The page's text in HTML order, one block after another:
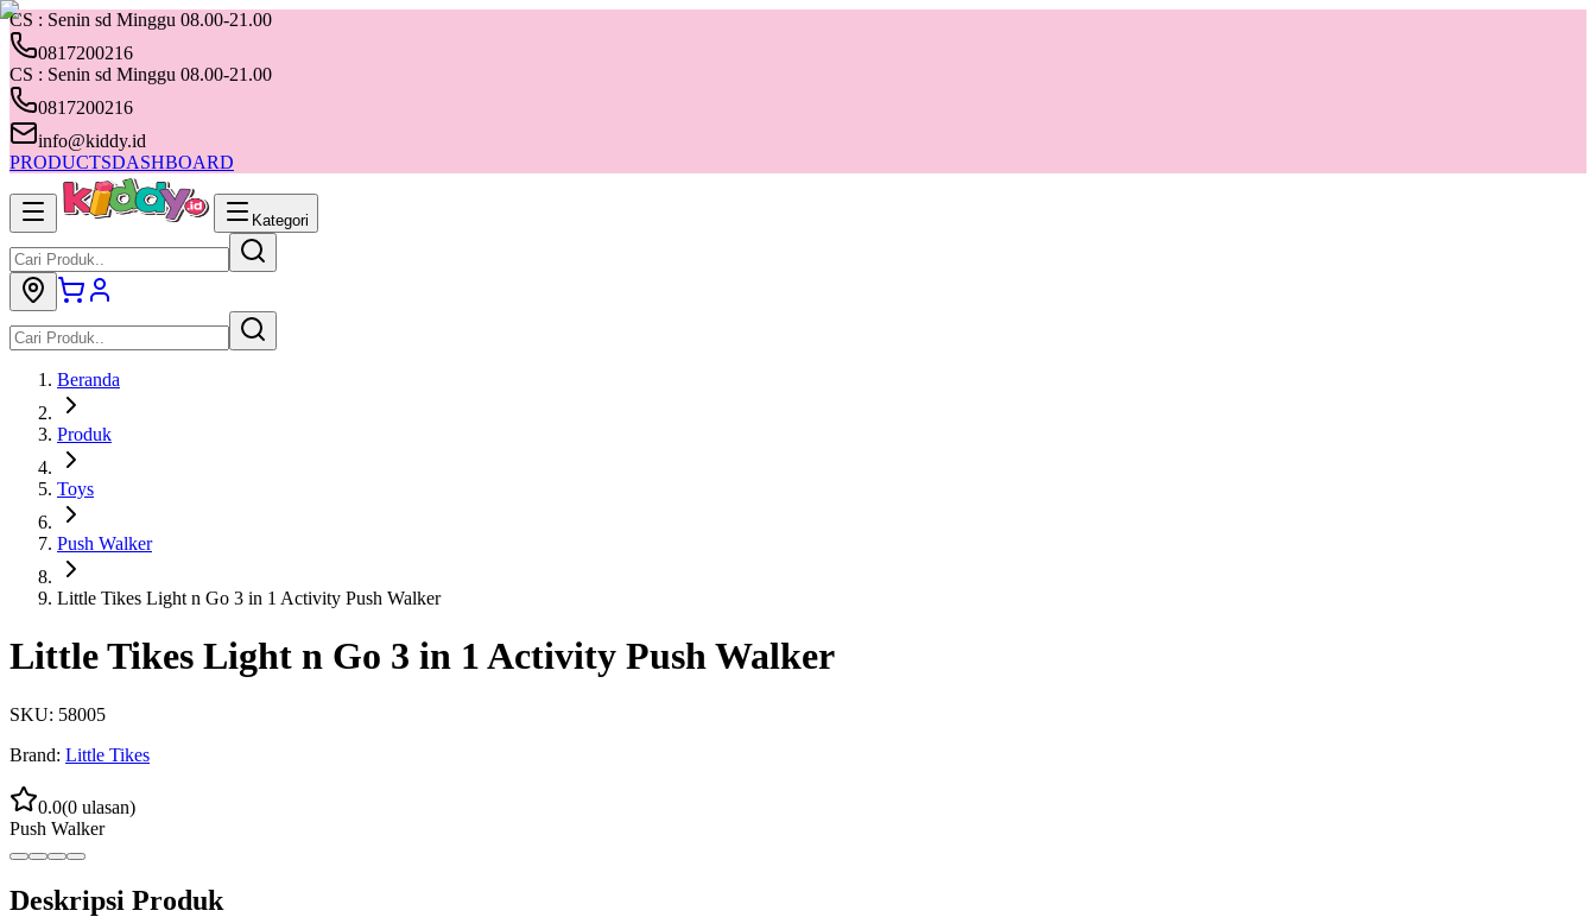
CS : Senin sd Minggu 08.00-21.00
0817200216
CS : Senin sd Minggu 08.00-21.00
0817200216
info@kiddy.id
PRODUCTSDASHBOARD
Kategori
Beranda
Produk
Toys
Push Walker
Little Tikes Light n Go 3 in 1 Activity Push Walker
Little Tikes Light n Go 3 in 1 Activity Push Walker
SKU: 58005
Brand: Little Tikes
0.0(0 ulasan)
Push Walker
Deskripsi Produk